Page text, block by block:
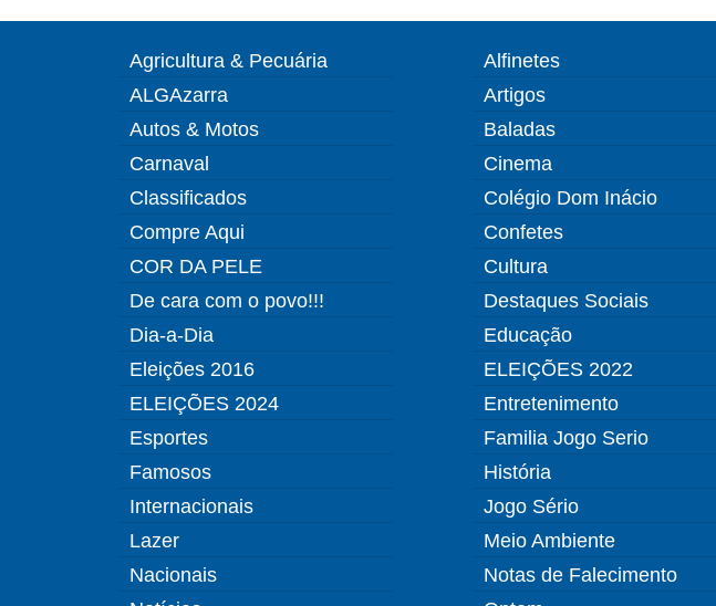
Agricultura & Pecuária
ALGAzarra
Autos & Motos
Carnaval
Classificados
Compre Aqui
COR DA PELE
De cara com o povo!!!
Dia-a-Dia
Eleições 2016
ELEIÇÕES 2024
Esportes
Famosos
Internacionais
Lazer
Nacionais
Alfinetes
Artigos
Baladas
Cinema
Colégio Dom Inácio
Confetes
Cultura
Destaques Sociais
Educação
ELEIÇÕES 2022
Entretenimento
Familia Jogo Serio
História
Jogo Sério
Meio Ambiente
Notas de Falecimento